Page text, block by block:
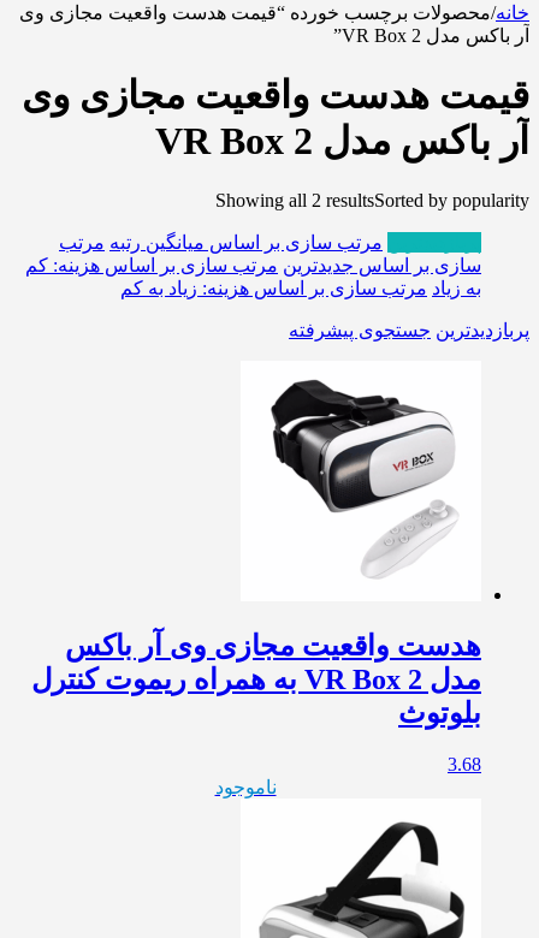
خانه/محصولات برچسب خورده “قیمت هدست واقعیت مجازی وی
آر باکس مدل VR Box 2”
قیمت هدست واقعیت مجازی وی
آر باکس مدل VR Box 2
Showing all 2 resultsSorted by popularity
مرتب سازی بر اساس میانگین رتبه مرتب
سازی بر اساس جدیدترین مرتب سازی بر اساس هزینه: کم
به زیاد مرتب سازی بر اساس هزینه: زیاد به کم
پربازدیدترین جستجوی پیشرفته
هدست واقعیت مجازی وی آر باکس
مدل VR Box 2 به همراه ریموت کنترل
بلوتوث
3.68
ناموجود